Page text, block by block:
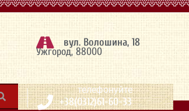
вул. Волошина, 18
Ужгород, 88000
| телефонуйте
+38(0312)61-60-33